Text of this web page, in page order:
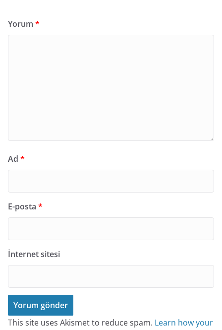
Yorum *
Ad *
E-posta *
İnternet sitesi
This site uses Akismet to reduce spam. Learn how your